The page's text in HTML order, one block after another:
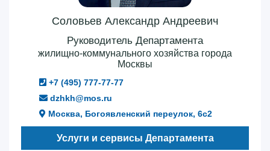
Соловьев Александр Андреевич
Руководитель Департамента
жилищно-коммунального хозяйства города
Москвы
+7 (495) 777-77-77
dzhkh@mos.ru
Москва, Богоявленский переулок, 6с2
Услуги и сервисы Департамента